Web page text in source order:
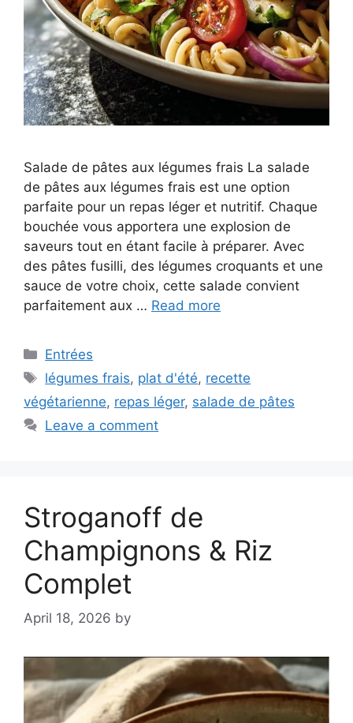
Salade de pâtes aux légumes frais La salade
de pâtes aux légumes frais est une option
parfaite pour un repas léger et nutritif. Chaque
bouchée vous apportera une explosion de
saveurs tout en étant facile à préparer. Avec
des pâtes fusilli, des légumes croquants et une
sauce de votre choix, cette salade convient
parfaitement aux … Read more
Categories
Entrées
Tags
légumes frais, plat d'été, recette
végétarienne, repas léger, salade de pâtes
Leave a comment
Stroganoff de
Champignons & Riz
Complet
April 18, 2026 by